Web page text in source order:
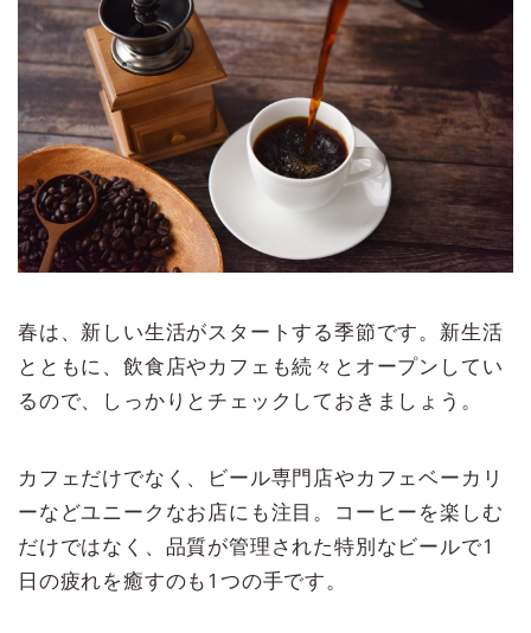
春は、新しい生活がスタートする季節です。新生活
とともに、飲食店やカフェも続々とオープンしてい
るので、しっかりとチェックしておきましょう。
カフェだけでなく、ビール専門店やカフェベーカリ
ーなどユニークなお店にも注目。コーヒーを楽しむ
だけではなく、品質が管理された特別なビールで1
日の疲れを癒すのも1つの手です。